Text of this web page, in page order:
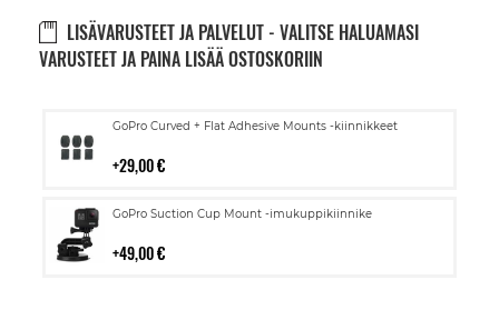
LISÄVARUSTEET JA PALVELUT - VALITSE HALUAMASI
VARUSTEET JA PAINA LISÄÄ OSTOSKORIIN
GoPro Curved + Flat Adhesive Mounts -kiinnikkeet
29,00 €
Lisää
GoPro Suction Cup Mount -imukuppikiinnike
49,00 €
Lisää